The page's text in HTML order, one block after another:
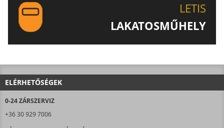
LETIS
LAKATOSMŰHELY
ELÉRHETŐSÉGEK
0-24 ZÁRSZERVIZ
+36 30 929 7006